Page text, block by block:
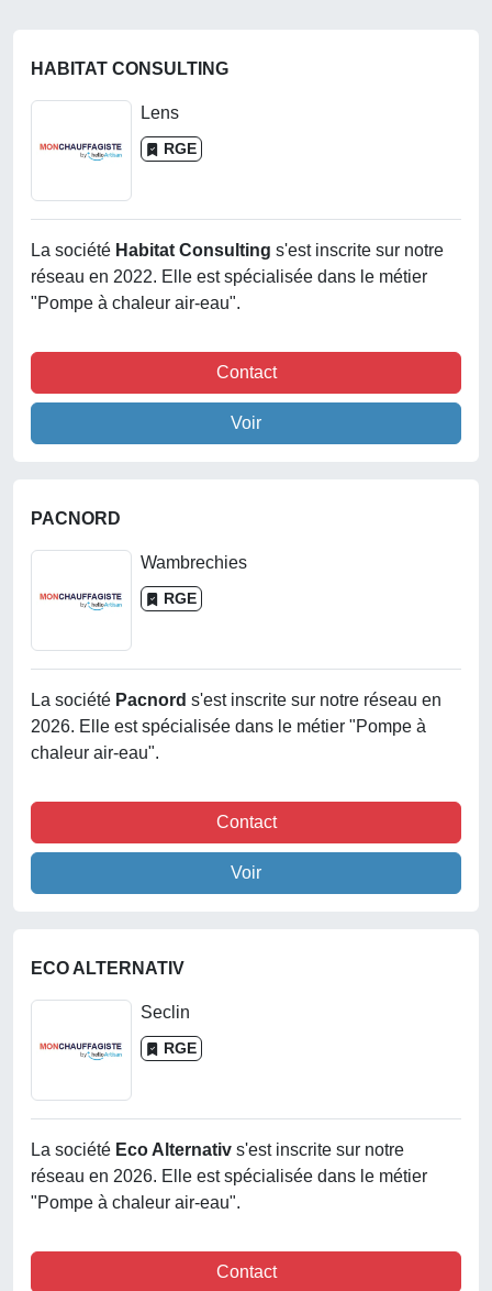
HABITAT CONSULTING
Lens
RGE
La société Habitat Consulting s'est inscrite sur notre
réseau en 2022. Elle est spécialisée dans le métier
"Pompe à chaleur air-eau".
Contact
Voir
PACNORD
Wambrechies
RGE
La société Pacnord s'est inscrite sur notre réseau en
2026. Elle est spécialisée dans le métier "Pompe à
chaleur air-eau".
Contact
Voir
ECO ALTERNATIV
Seclin
RGE
La société Eco Alternativ s'est inscrite sur notre
réseau en 2026. Elle est spécialisée dans le métier
"Pompe à chaleur air-eau".
Contact